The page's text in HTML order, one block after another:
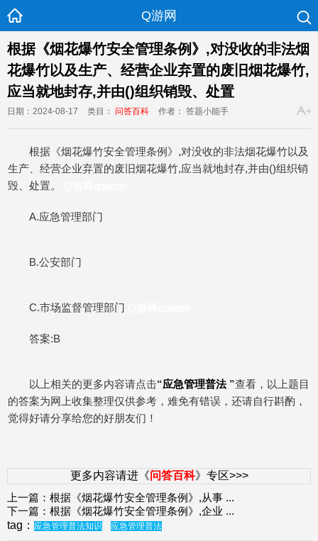
Q游网
根据《烟花爆竹安全管理条例》,对没收的非法烟
花爆竹以及生产、经营企业弃置的废旧烟花爆竹,
应当就地封存,并由()组织销毁、处置
日期：2024-08-17 类目： 问答百科 作者： 答题小能手
根据《烟花爆竹安全管理条例》,对没收的非法烟花爆竹以及
生产、经营企业弃置的废旧烟花爆竹,应当就地封存,并由()组织销
毁、处置。
A.应急管理部门
B.公安部门
C.市场监督管理部门
答案:B
以上相关的更多内容请点击“应急管理普法”查看，以上题目
的答案为网上收集整理仅供参考，难免有错误，还请自行斟酌，
觉得好请分享给您的好朋友们！
更多内容请进《问答百科》专区>>>
上一篇： 根据《烟花爆竹安全管理条例》,从事 ...
下一篇： 根据《烟花爆竹安全管理条例》,企业 ...
tag： 应急管理普法知识 应急管理普法